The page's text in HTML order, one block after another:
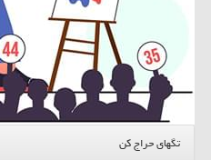
تگهای حراج کن